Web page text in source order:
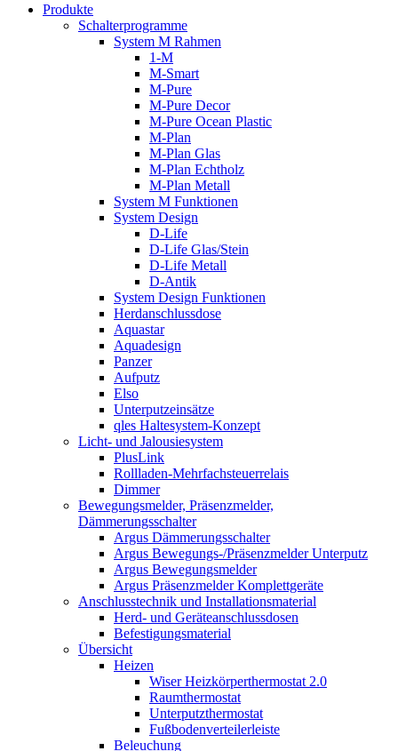
Produkte
Schalterprogramme
System M Rahmen
1-M
M-Smart
M-Pure
M-Pure Decor
M-Pure Ocean Plastic
M-Plan
M-Plan Glas
M-Plan Echtholz
M-Plan Metall
System M Funktionen
System Design
D-Life
D-Life Glas/Stein
D-Life Metall
D-Antik
System Design Funktionen
Herdanschlussdose
Aquastar
Aquadesign
Panzer
Aufputz
Elso
Unterputzeinsätze
qles Haltesystem-Konzept
Licht- und Jalousiesystem
PlusLink
Rollladen-Mehrfachsteuerrelais
Dimmer
Bewegungsmelder, Präsenzmelder,
Dämmerungsschalter
Argus Dämmerungsschalter
Argus Bewegungs-/Präsenzmelder Unterputz
Argus Bewegungsmelder
Argus Präsenzmelder Komplettgeräte
Anschlusstechnik und Installationsmaterial
Herd- und Geräteanschlussdosen
Befestigungsmaterial
Übersicht
Heizen
Wiser Heizkörperthermostat 2.0
Raumthermostat
Unterputzthermostat
Fußbodenverteilerleiste
Beleuchung